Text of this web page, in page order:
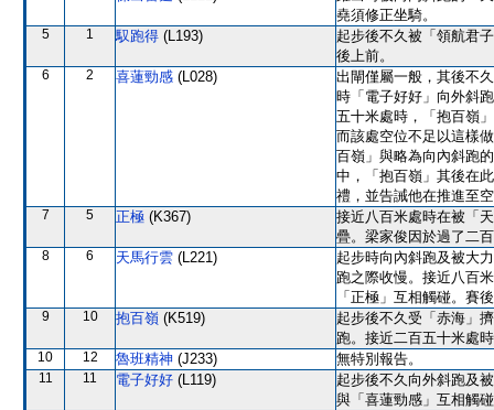
堯須修正坐騎。
5 1 馭跑得 (L193)
起步後不久被「領航君
後上前。
6 2 喜蓮勁感 (L028)
出閘僅屬一般，其後不
時「電子好好」向外斜
五十米處時，「抱百嶺
而該處空位不足以這樣
百嶺」與略為向內斜跑
中，「抱百嶺」其後在
禮，並告誡他在推進至
7 5 正極 (K367)
接近八百米處時在被「
疊。梁家俊因於過了二
8 6 天馬行雲 (L221)
起步時向內斜跑及被大
跑之際收慢。接近八百
「正極」互相觸碰。賽
9 10 抱百嶺 (K519)
起步後不久受「赤海」
跑。接近二百五十米處
10 12 魯班精神 (J233) 無特別報告。
11 11 電子好好 (L119)
起步後不久向外斜跑及
與「喜蓮勁感」互相觸